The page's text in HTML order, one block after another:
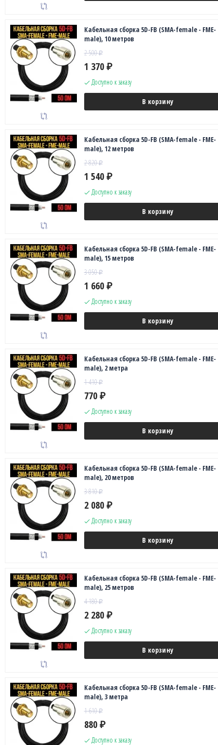
Кабельная сборка 5D-FB (SMA-female - FME-
male), 10 метров
2 500₽
1 370 ₽
Доступно к заказу
В корзину
Кабельная сборка 5D-FB (SMA-female - FME-
male), 12 метров
2 820₽
1 540 ₽
Доступно к заказу
В корзину
Кабельная сборка 5D-FB (SMA-female - FME-
male), 15 метров
3 050₽
1 660 ₽
Доступно к заказу
В корзину
Кабельная сборка 5D-FB (SMA-female - FME-
male), 2 метра
1 410₽
770 ₽
Доступно к заказу
В корзину
Кабельная сборка 5D-FB (SMA-female - FME-
male), 20 метров
3 810₽
2 080 ₽
Доступно к заказу
В корзину
Кабельная сборка 5D-FB (SMA-female - FME-
male), 25 метров
4 180₽
2 280 ₽
Доступно к заказу
В корзину
Кабельная сборка 5D-FB (SMA-female - FME-
male), 3 метра
1 610₽
880 ₽
Доступно к заказу